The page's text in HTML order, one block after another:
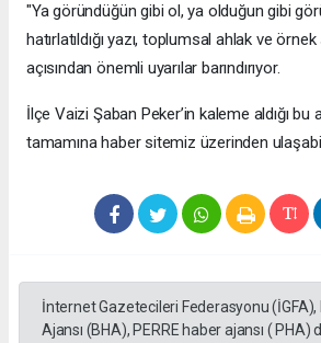
"Ya göründüğün gibi ol, ya olduğun gibi
hatırlatıldığı yazı, toplumsal ahlak ve
açısından önemli uyarılar barındırıyor.
​İlçe Vaizi Şaban Peker’in kaleme aldığı bu
tamamına haber sitemiz üzerinden
İnternet Gazetecileri Federasyonu
Ajansı (BHA), PERRE haber ajansı ( PHA)